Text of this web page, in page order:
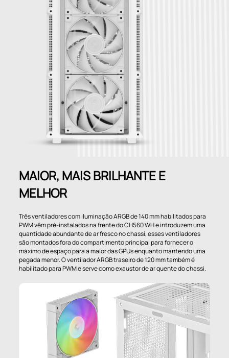
MAIOR, MAIS BRILHANTE E
MELHOR
Três ventiladores com iluminação ARGB de 140 mm habilitados para
PWM vêm pré-instalados na frente do CH560 WH e introduzem uma
quantidade abundante de ar fresco no chassi, esses ventiladores
são montados fora do compartimento principal para fornecer o
máximo de espaço para a maior das GPUs enquanto mantendo uma
pegada menor. O ventilador ARGB traseiro de 120 mm também é
habilitado para PWM e serve como exaustor de ar quente do chassi.